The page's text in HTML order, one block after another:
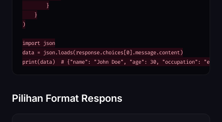
        }
    }
)
import json
data = json.loads(response.choices[0].message.content)
print(data)  # {"name": "John Doe", "age": 30, "occupation":
Pilihan Format Respons